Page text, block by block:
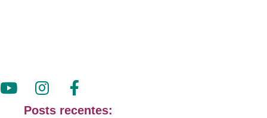
Posts recentes: